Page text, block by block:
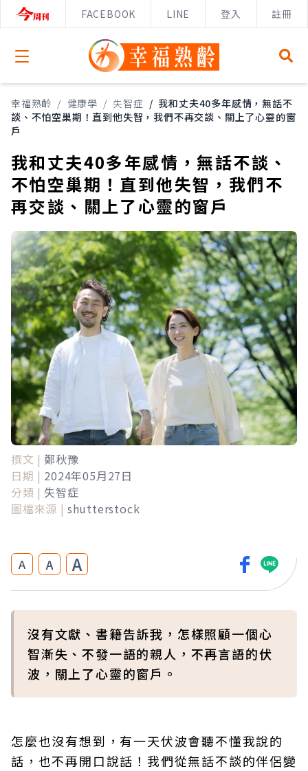
FACEBOOK LINE 登入 註冊
Open menu
幸福熟齡 / 健康學 / 失智症 / 我和丈夫40多年感情，無話不
談、不怕空巢期！直到他失智，我們不再交談、關上了心靈的窗
戶
我和丈夫40多年感情，無話不談、
不怕空巢期！直到他失智，我們不
再交談、關上了心靈的窗戶
撰文 | 鄭秋豫
日期 | 2024年05月27日
分類 | 失智症
圖檔來源 | shutterstock
A A A
沒有文獻、書籍告訴我，怎樣照顧一個心
智漸失、不發一語的親人，不再言語的伏
波，關上了心靈的窗戶。
怎麼也沒有想到，有一天伏波會聽不懂我說的
話，也不再開口說話！我們從無話不談的伴侶變